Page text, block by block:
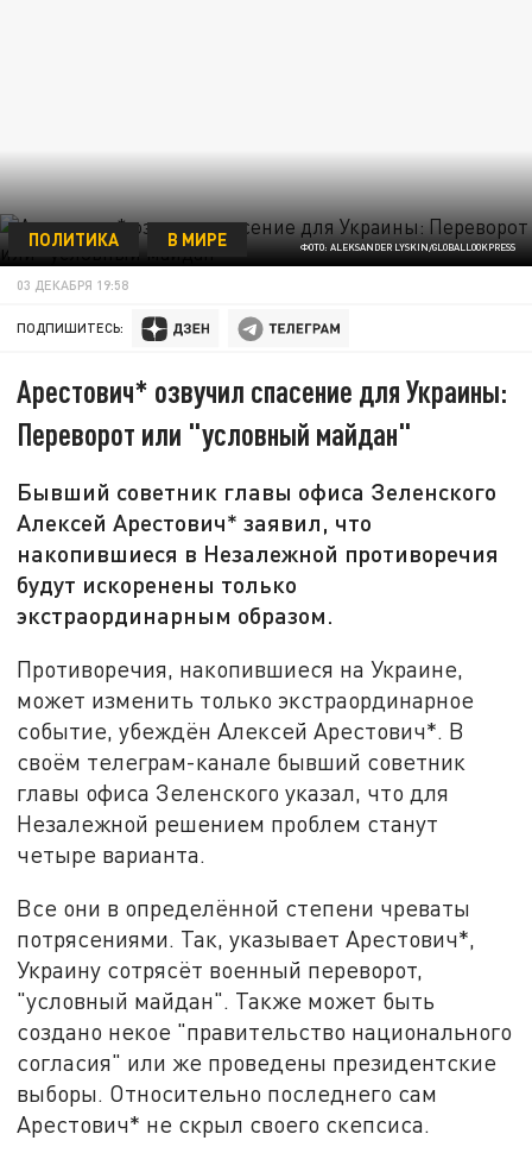
ФОТО: ALEKSANDER LYSKIN/GLOBALLOOKPRESS
ПОЛИТИКА В МИРЕ
03 ДЕКАБРЯ 19:58
ПОДПИШИТЕСЬ:
Арестович* озвучил спасение для Украины:
Переворот или "условный майдан"
Бывший советник главы офиса Зеленского
Алексей Арестович* заявил, что
накопившиеся в Незалежной противоречия
будут искоренены только
экстраординарным образом.
Противоречия, накопившиеся на Украине,
может изменить только экстраординарное
событие, убеждён Алексей Арестович*. В
своём телеграм-канале бывший советник
главы офиса Зеленского указал, что для
Незалежной решением проблем станут
четыре варианта.
Все они в определённой степени чреваты
потрясениями. Так, указывает Арестович*,
Украину сотрясёт военный переворот,
"условный майдан". Также может быть
создано некое "правительство национального
согласия" или же проведены президентские
выборы. Относительно последнего сам
Арестович* не скрыл своего скепсиса.